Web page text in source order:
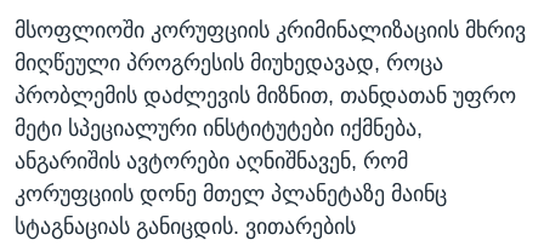
მსოფლიოში კორუფციის კრიმინალიზაციის მხრივ
მიღწეული პროგრესის მიუხედავად, როცა
პრობლემის დაძლევის მიზნით, თანდათან უფრო
მეტი სპეციალური ინსტიტუტები იქმნება,
ანგარიშის ავტორები აღნიშნავენ, რომ
კორუფციის დონე მთელ პლანეტაზე მაინც
სტაგნაციას განიცდის. ვითარების